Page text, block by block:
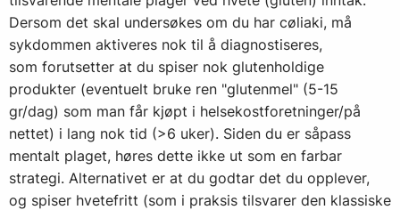
Dersom det skal undersøkes om du har cøliaki, må
sykdommen aktiveres nok til å diagnostiseres,
som forutsetter at du spiser nok glutenholdige
produkter (eventuelt bruke ren "glutenmel" (5-15
gr/dag) som man får kjøpt i helsekostforetninger/på
nettet) i lang nok tid (>6 uker). Siden du er såpass
mentalt plaget, høres dette ikke ut som en farbar
strategi. Alternativet er at du godtar det du opplever,
og spiser hvetefritt (som i praksis tilsvarer den klassiske